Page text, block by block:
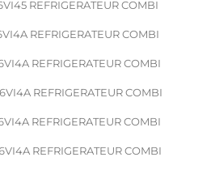
REFRIGERATEUR COMBI
REFRIGERATEUR COMBI
REFRIGERATEUR COMBI
REFRIGERATEUR COMBI
REFRIGERATEUR COMBI
REFRIGERATEUR COMBI